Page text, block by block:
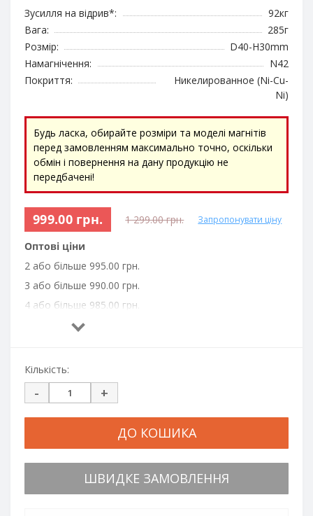
Зусилля на відрив*:
92кг
Вага:
285г
Розмір:
D40-H30mm
Намагнічення:
N42
Покриття:
Никелированное (Ni-Cu-
Ni)
Будь ласка, обирайте розміри та моделі магнітів
перед замовленням максимально точно, оскільки
обмін і повернення на дану продукцію не
передбачені!
999.00 грн. 1 299.00 грн. Запропонувати ціну
Оптові ціни
2 або більше 995.00 грн.
3 або більше 990.00 грн.
4 або більше 985.00 грн.
6 або більше 980.00 грн.
10 або більше 970.00 грн.
Кількість:
- +
ДО КОШИКА
ШВИДКЕ ЗАМОВЛЕННЯ